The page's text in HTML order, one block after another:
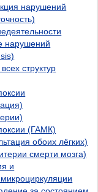
нарушений
нарушений
структур
(ГАМК)
обоих лёгких)
смерти мозга)
и